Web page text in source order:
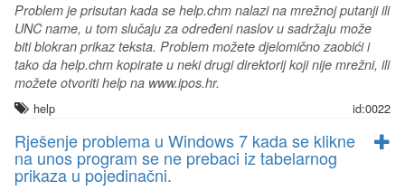
Problem je prisutan kada se help.chm nalazi na mrežnoj putanji ili
UNC name, u tom slučaju za određeni naslov u sadržaju može
biti blokran prikaz teksta. Problem možete djelomično zaobići i
tako da help.chm kopirate u neki drugi direktorij koji nije mrežni, ili
možete otvoriti help na www.ipos.hr.
help id:0022
Rješenje problema u Windows 7 kada se klikne
na unos program se ne prebaci iz tabelarnog
prikaza u pojedinačni.